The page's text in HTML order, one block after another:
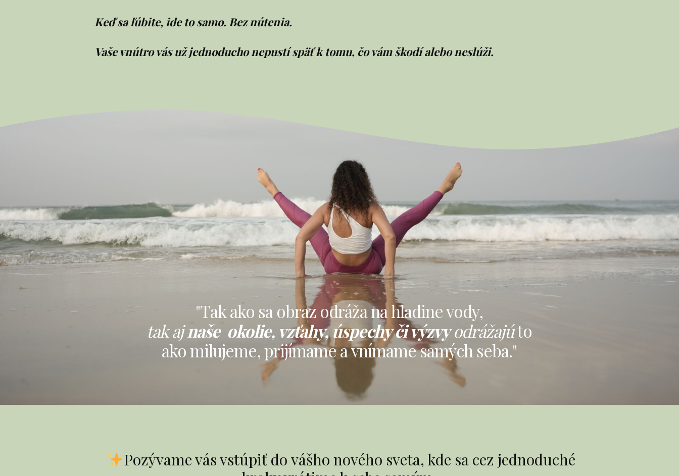
Keď sa ľúbite, ide to samo. Bez nútenia.
Vaše vnútro vás už jednoducho nepustí späť k tomu, čo vám škodí alebo neslúži.
"Tak ako sa obraz odráža na hladine vody,
tak ajnaše okolie, vzťahy, úspechy či výzvyodrážajúto
ako milujeme, prijímame a vnímame samých seba."
Pozývame vás vstúpiť do vášho nového sveta, kde sa cez jednoduché